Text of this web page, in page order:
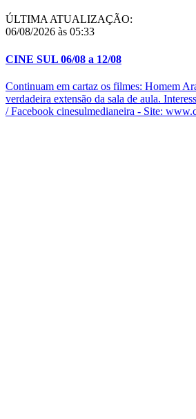
ÚLTIMA ATUALIZAÇÃO:
06/08/2026 às 05:33
CINE SUL 06/08 a 12/08
Continuam em cartaz os filmes: Homem
verdadeira extensão da sala de aula.
/ Facebook cinesulmedianeira - Site: